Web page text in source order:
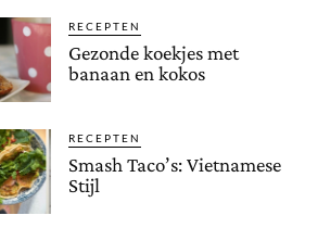
RECEPTEN
Gezonde koekjes met
banaan en kokos
RECEPTEN
Smash Taco’s: Vietnamese
Stijl